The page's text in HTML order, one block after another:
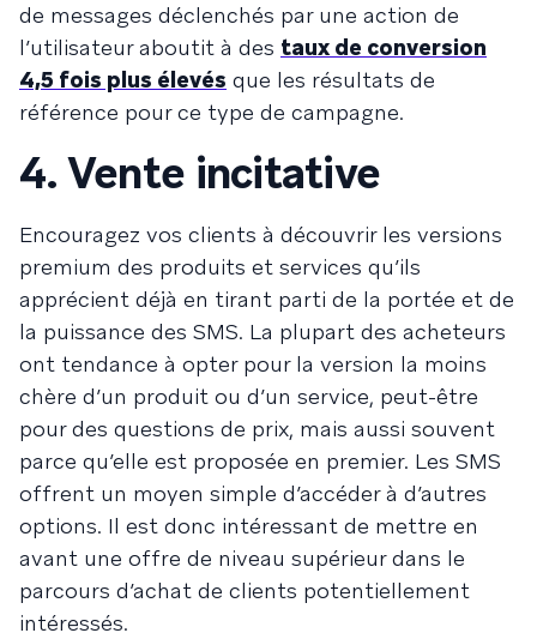
de messages déclenchés par une action de
l’utilisateur aboutit à des taux de conversion
4,5 fois plus élevés que les résultats de
référence pour ce type de campagne.
4. Vente incitative
Encouragez vos clients à découvrir les versions
premium des produits et services qu’ils
apprécient déjà en tirant parti de la portée et de
la puissance des SMS. La plupart des acheteurs
ont tendance à opter pour la version la moins
chère d’un produit ou d’un service, peut-être
pour des questions de prix, mais aussi souvent
parce qu’elle est proposée en premier. Les SMS
offrent un moyen simple d’accéder à d’autres
options. Il est donc intéressant de mettre en
avant une offre de niveau supérieur dans le
parcours d’achat de clients potentiellement
intéressés.